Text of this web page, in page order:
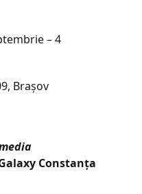
– 4
Brașov
Constanța